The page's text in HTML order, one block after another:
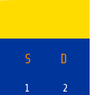
S D
1 2